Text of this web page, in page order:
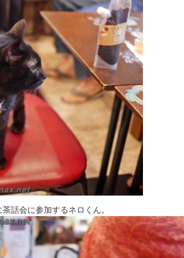
話会に参加するネロくん。